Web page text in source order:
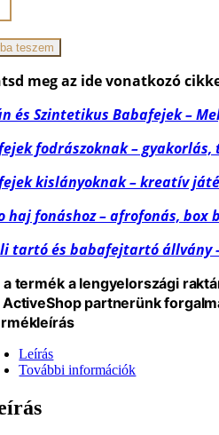
teszem
meg az ide vonatkozó
és Szintetikus Babafejek –
fodrászoknak –
kislányoknak – kreatív
haj fonáshoz – afrofonás,
tartó és babafejtartó állvány
a termék a lengyelországi
ActiveShop partnerünk
Leírás
További információk